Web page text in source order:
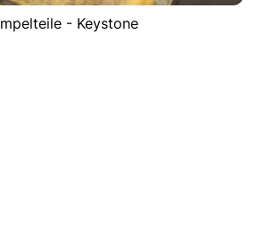
- Keystone